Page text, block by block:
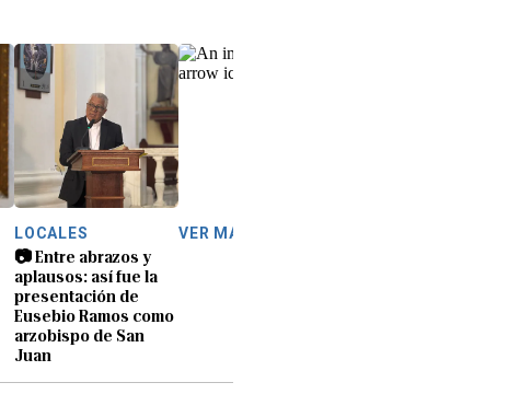
LOCALES
📷 Entre abrazos y
aplausos: así fue la
presentación de
Eusebio Ramos como
arzobispo de San
Juan
VER MÁS